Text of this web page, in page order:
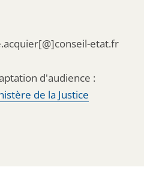
etat.fr
d'audience :
de la Justice